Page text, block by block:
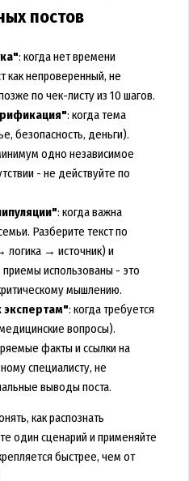
постов
: когда нет времени
как непроверенный, не
по чек-листу из 10 шагов.
: когда тема
безопасность, деньги).
одно независимое
- не действуйте по
: когда важна
Разберите текст по
→ источник) и
использованы - это
мышлению.
экспертам": когда требуется
вопросы).
факты и ссылки на
специалисту, не
выводы поста.
как распознать
один сценарий и применяйте
быстрее, чем от